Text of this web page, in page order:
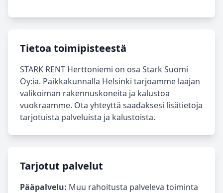
Tietoa toimipisteestä
STARK RENT Herttoniemi on osa Stark Suomi
Oy:ia. Paikkakunnalla Helsinki tarjoamme laajan
valikoiman rakennuskoneita ja kalustoa
vuokraamme. Ota yhteyttä saadaksesi lisätietoja
tarjotuista palveluista ja kalustoista.
Tarjotut palvelut
Pääpalvelu: Muu rahoitusta palveleva toiminta